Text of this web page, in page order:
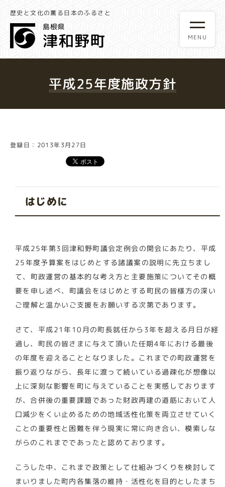
歴史と文化の薫る日本のふるさと
平成25年度施政方針
登録日：2013年3月27日
はじめに
平成25年第3回津和野町議会定例会の開会にあたり、平成
25年度予算案をはじめとする諸議案の説明に先立ちまし
て、町政運営の基本的な考え方と主要施策についてその概
要を申し述べ、町議会をはじめとする町民の皆様方の深い
ご理解と温かいご支援をお願いする次第であります。
さて、平成21年10月の町長就任から3年を超える月日が経
過し、町民の皆さまに与えて頂いた任期4年における最後
の年度を迎えることとなりました。これまでの町政運営を
振り返りながら、長年に渡って続いている過疎化が想像以
上に深刻な影響を町に与えていることを実感しております
が、合併後の重要課題であった財政再建の道筋において人
口減少をくい止めるための地域活性化策を両立させていく
ことの重要性と困難を伴う現実に常に向き合い、模索しな
がらのこれまでであったと認めております。
こうした中、これまで政策として仕組みづくりを検討して
まいりました町内各集落の維持・活性化を目的としたまち